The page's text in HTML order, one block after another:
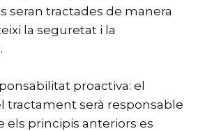
seran tractades de manera
la seguretat i la
proactiva: el
tractament serà responsable
els principis anteriors es